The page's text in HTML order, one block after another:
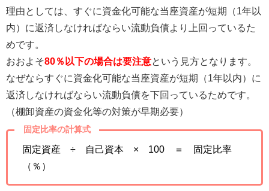
理由としては、すぐに資金化可能な当座資産が短期（1年以
内）に返済しなければならい流動負債より上回っているた
めです。
おおよそ80％以下の場合は要注意という見方となります。
なぜならすぐに資金化可能な当座資産が短期（1年以内）に
返済しなければならい流動負債を下回っているためです。
（棚卸資産の資金化等の対策が早期必要）
固定比率の計算式
固定資産 ÷ 自己資本 × 100 ＝ 固定比率
（％）